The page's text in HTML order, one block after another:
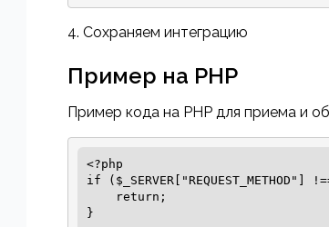
4. Сохраняем интеграцию
Пример на PHP
Пример кода на PHP для приема и
<?php
if ($_SERVER["REQUEST_METHOD"]
}